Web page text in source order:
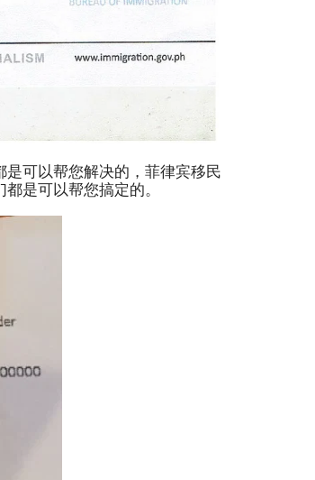
可以帮您解决的，菲律宾移民
是可以帮您搞定的。